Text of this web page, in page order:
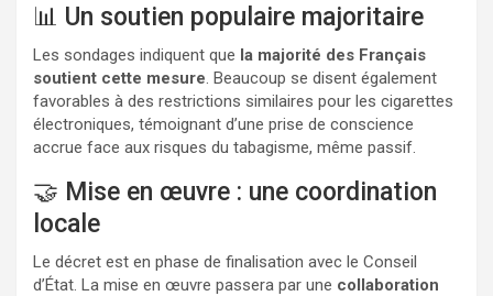
📊 Un soutien populaire majoritaire
Les sondages indiquent que la majorité des Français
soutient cette mesure. Beaucoup se disent également
favorables à des restrictions similaires pour les cigarettes
électroniques, témoignant d’une prise de conscience
accrue face aux risques du tabagisme, même passif.
🤝 Mise en œuvre : une coordination
locale
Le décret est en phase de finalisation avec le Conseil
d’État. La mise en œuvre passera par une collaboration